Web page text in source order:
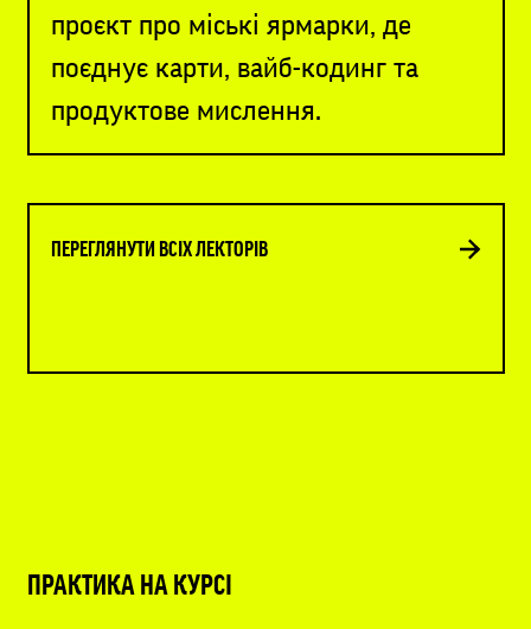
проєкт про міські ярмарки, де
поєднує карти, вайб-кодинг та
продуктове мислення.
ПЕРЕГЛЯНУТИ ВСІХ ЛЕКТОРІВ
ПРАКТИКА НА КУРСІ